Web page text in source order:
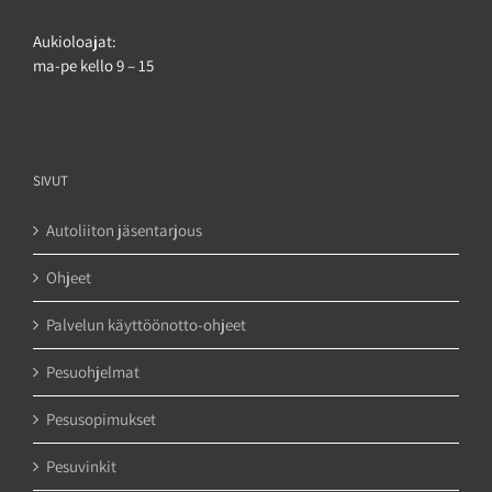
Aukioloajat:
ma-pe kello 9 – 15
SIVUT
Autoliiton jäsentarjous
Ohjeet
Palvelun käyttöönotto-ohjeet
Pesuohjelmat
Pesusopimukset
Pesuvinkit